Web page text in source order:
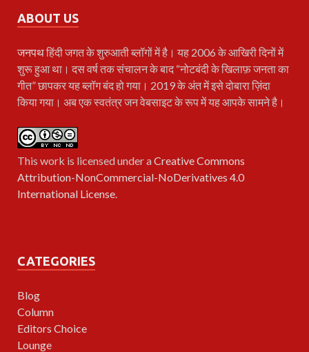
ABOUT US
जनपथहिंदी जगत के शुरुआती ब्लॉगों में है। यह 2006 के आखिरी दिनों में
शुरू हुआ था। दस वर्ष तक संचालन के बाद “नोटबंदी के खिलाफ़ जनता का
गीत” छापकर यह ब्लॉग बंद हो गया। 2019 के अंत में इसे दोबारा ज़िंदा
किया गया। अब एक स्वतंत्र जन वेबसाइट के रूप में यह आपके सामने है।
This work is licensed under aCreative Commons
Attribution-NonCommercial-NoDerivatives 4.0
International License.
CATEGORIES
Blog
Column
Editors Choice
Lounge